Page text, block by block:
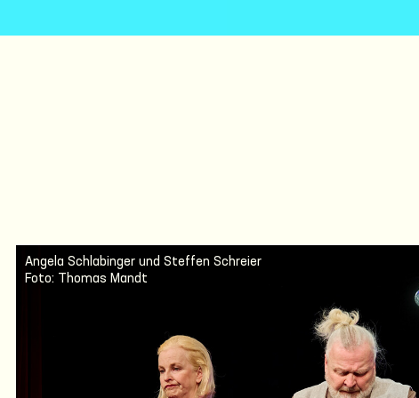
Angela Schlabinger und Steffen Schreier
Foto: Thomas Mandt